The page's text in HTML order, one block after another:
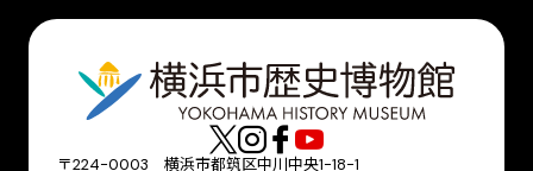
〒224-0003 横浜市都筑区中川中央1-18-1